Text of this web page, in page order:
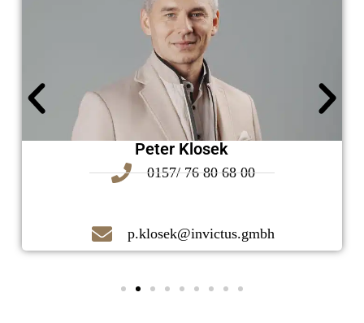
Peter Klosek
0157/ 76 80 68 00
p.klosek@invictus.gmbh